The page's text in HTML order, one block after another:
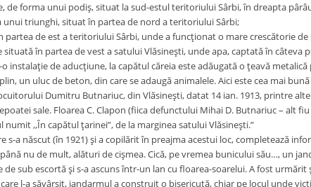
de forma unui podiş, situat la sud-estul teritoriului Sârbi, în dreapta
unui triunghi, situat în partea de nord a teritoriului Sârbi;
partea de est a teritoriului Sârbi, unde a funcţionat o mare crescătorie
situată în partea de vest a satului Vlăsineşti, unde apa, captată în
instalaţie de aducţiune, la capătul căreia este adăugată o ţeavă metalică
un uluc de beton, din care se adaugă animalele. Aici este cea mai
Dumitru Butnariuc, din Vlăsineşti, datat 14 ian. 1913, printre
sale. Floarea C. Clapon (fiica defunctului Mihai D. Butnariuc – alt
numit ,,În capătul ţarinei”, de la marginea satului Vlăsineşti.”
s-a născut (în 1921) şi a copilărit în preajma acestui loc, completează
nu de mult, alături de cişmea. Cică, pe vremea bunicului său…, un
de sub escortă şi s-a ascuns într-un lan cu floarea-soarelui. A fost urmărit
l-a săvârşit, jandarmul a construit o bisericuţă, chiar pe locul unde